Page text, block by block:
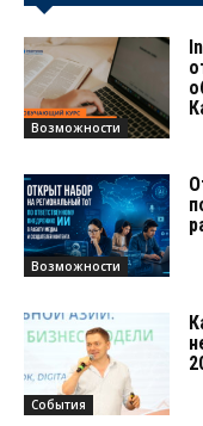
Возможности
Возможности
События